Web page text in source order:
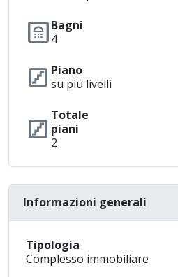
bathroomBagni
4
stairs Piano
su più livelli
stairs Totale
piani
2
Informazioni generali
Tipologia
Complesso immobiliare